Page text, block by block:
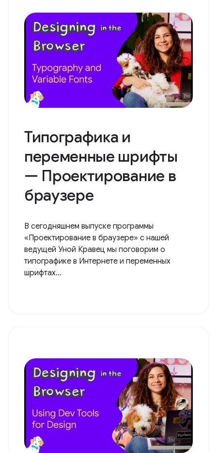
Типографика и
переменные шрифты
— Проектирование в
браузере
В сегодняшнем выпуске программы
«Проектирование в браузере» с нашей
ведущей Уной Кравец мы поговорим о
типографике в Интернете и переменных
шрифтах...